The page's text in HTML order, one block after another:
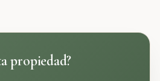
propiedad?